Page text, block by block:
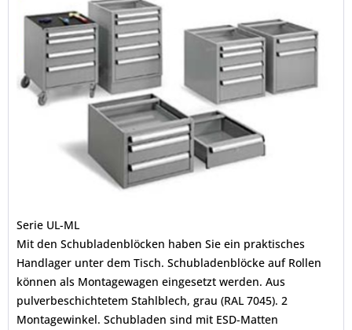
Serie UL-ML
Mit den Schubladenblöcken haben Sie ein praktisches
Handlager unter dem Tisch. Schubladenblöcke auf Rollen
können als Montagewagen eingesetzt werden. Aus
pulverbeschichtetem Stahlblech, grau (RAL 7045). 2
Montagewinkel. Schubladen sind mit ESD-Matten